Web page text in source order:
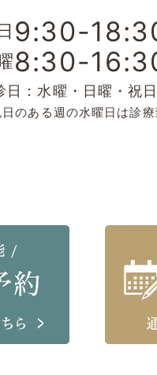
9:30-
8:30-
日：水曜・日曜・祝日
のある週の水曜日は診療